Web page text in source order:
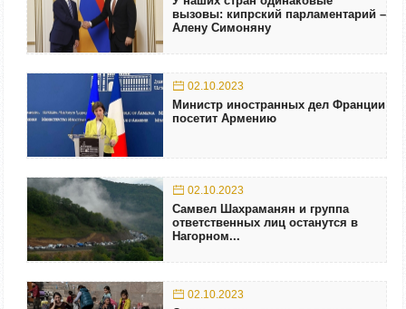
вызовы: кипрский парламентарий –
Алену Симоняну
02.10.2023
Министр иностранных дел Франции
посетит Армению
02.10.2023
Самвел Шахраманян и группа
ответственных лиц останутся в
Нагорном...
02.10.2023